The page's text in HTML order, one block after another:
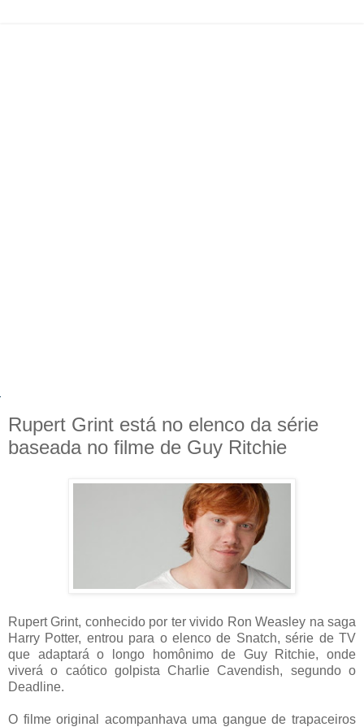
Rupert Grint está no elenco da série
baseada no filme de Guy Ritchie
Rupert Grint, conhecido por ter vivido Ron Weasley na saga
Harry Potter, entrou para o elenco de Snatch, série de TV
que adaptará o longo homônimo de Guy Ritchie, onde
viverá o caótico golpista Charlie Cavendish, segundo o
Deadline.
O filme original acompanhava uma gangue de trapaceiros